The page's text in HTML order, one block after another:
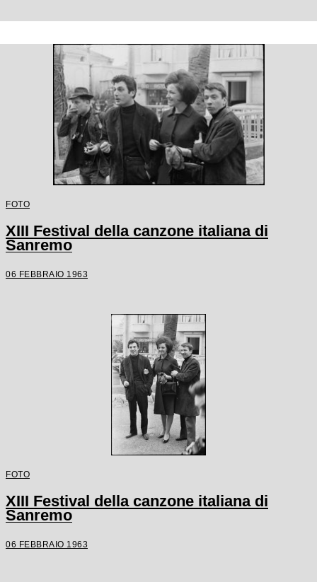
FOTO
XIII Festival della canzone italiana di
Sanremo
06 FEBBRAIO 1963
FOTO
XIII Festival della canzone italiana di
Sanremo
06 FEBBRAIO 1963